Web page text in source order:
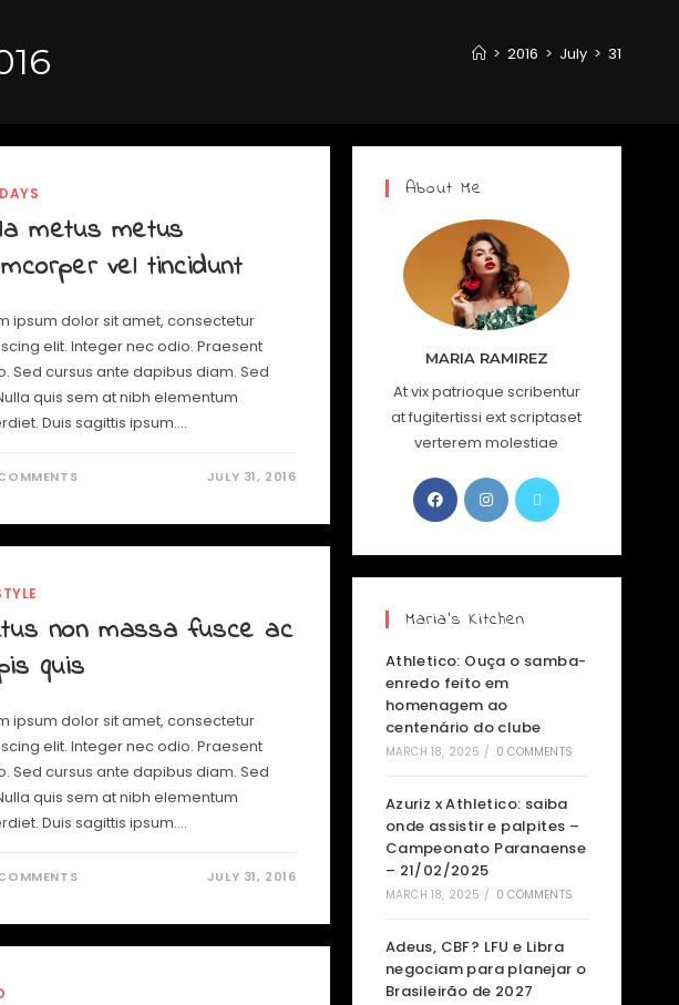
> 2016 > July > 31
metus metus
vel tincidunt
ipsum dolor sit amet, consectetur
elit. Integer nec odio. Praesent
Sed cursus ante dapibus diam. Sed
quis sem at nibh elementum
Duis sagittis ipsum.…
JULY 31, 2016
non massa fusce ac
quis
ipsum dolor sit amet, consectetur
elit. Integer nec odio. Praesent
Sed cursus ante dapibus diam. Sed
quis sem at nibh elementum
Duis sagittis ipsum.…
JULY 31, 2016
About Me
MARIA RAMIREZ
At vix patrioque scribentur
at fugitertissi ext scriptaset
verterem molestiae
Maria’s Kitchen
Athletico: Ouça o samba-
enredo feito em
homenagem ao
centenário do clube
MARCH 18, 2025 / 0 COMMENTS
Azuriz x Athletico: saiba
onde assistir e palpites –
Campeonato Paranaense
– 21/02/2025
MARCH 18, 2025 / 0 COMMENTS
Adeus, CBF? LFU e Libra
negociam para planejar o
Brasileirão de 2027